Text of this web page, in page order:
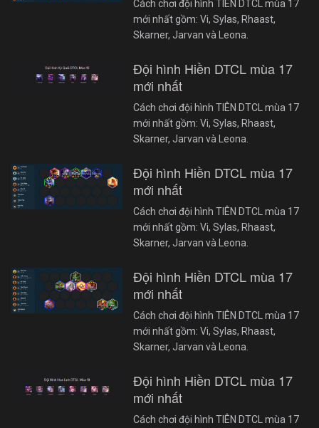
Cách chơi đội hình TIÊN DTCL mùa 17
mới nhất gồm: Vi, Sylas, Rhaast,
Skarner, Jarvan và Leona.
Đội hình Hiền DTCL mùa 17
mới nhất
Cách chơi đội hình TIÊN DTCL mùa 17
mới nhất gồm: Vi, Sylas, Rhaast,
Skarner, Jarvan và Leona.
Đội hình Hiền DTCL mùa 17
mới nhất
Cách chơi đội hình TIÊN DTCL mùa 17
mới nhất gồm: Vi, Sylas, Rhaast,
Skarner, Jarvan và Leona.
Đội hình Hiền DTCL mùa 17
mới nhất
Cách chơi đội hình TIÊN DTCL mùa 17
mới nhất gồm: Vi, Sylas, Rhaast,
Skarner, Jarvan và Leona.
Đội hình Hiền DTCL mùa 17
mới nhất
Cách chơi đội hình TIÊN DTCL mùa 17